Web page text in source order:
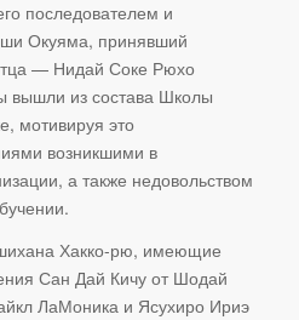
последователем и
Окуяма, принявший
— Нидай Соке Рюхо
из состава Школы
мотивируя это
возникшими в
а также недовольством
Хакко-рю, имеющие
Сан Дай Кичу от Шодай
ЛаМоника и Ясухиро Ириэ